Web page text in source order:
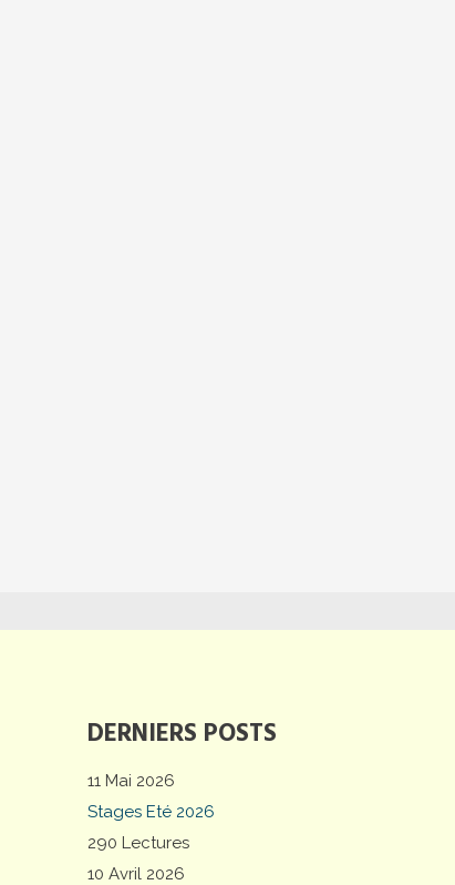
DERNIERS POSTS
11 Mai 2026
Stages Eté 2026
290 Lectures
10 Avril 2026